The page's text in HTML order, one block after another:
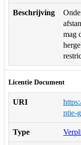
Beschrijving
mag
Licentie Document
URI
ntie-
Type